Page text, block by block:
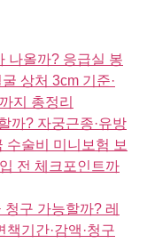
나올까? 응급실 봉
상처 3cm 기준·
지 총정리
까? 자궁근종·유방
수술비 미니보험 보
전 체크포인트까
구 가능할까? 레
책기간·감액·청구